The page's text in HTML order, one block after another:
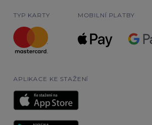
TYP KARTY MOBILNÍ PLATBY
APLIKACE KE STAŽENÍ